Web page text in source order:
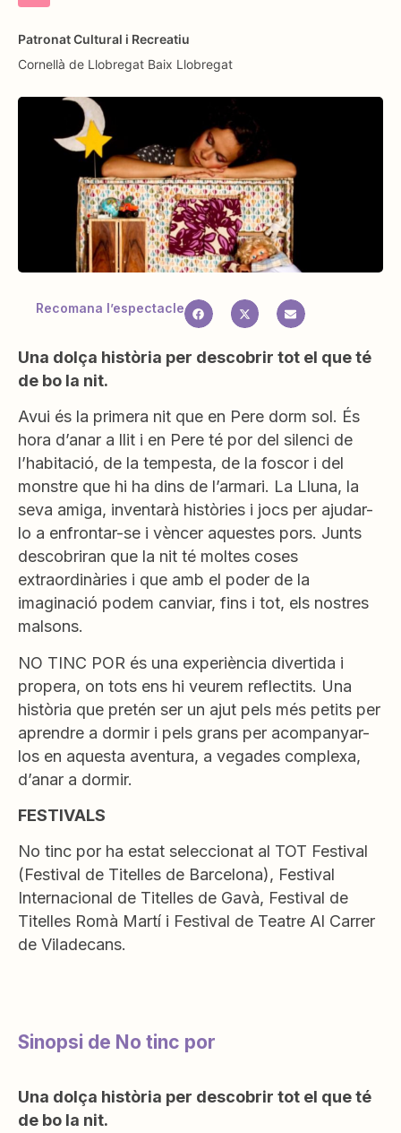
Patronat Cultural i Recreatiu
Cornellà de Llobregat Baix Llobregat
Recomana l’espectacle
Una dolça història per descobrir tot el que té
de bo la nit.
Avui és la primera nit que en Pere dorm sol. És
hora d’anar a llit i en Pere té por del silenci de
l’habitació, de la tempesta, de la foscor i del
monstre que hi ha dins de l’armari. La Lluna, la
seva amiga, inventarà històries i jocs per ajudar-
lo a enfrontar-se i vèncer aquestes pors. Junts
descobriran que la nit té moltes coses
extraordinàries i que amb el poder de la
imaginació podem canviar, fins i tot, els nostres
malsons.
NO TINC POR és una experiència divertida i
propera, on tots ens hi veurem reflectits. Una
història que pretén ser un ajut pels més petits per
aprendre a dormir i pels grans per acompanyar-
los en aquesta aventura, a vegades complexa,
d’anar a dormir.
FESTIVALS
No tinc por ha estat seleccionat al TOT Festival
(Festival de Titelles de Barcelona), Festival
Internacional de Titelles de Gavà, Festival de
Titelles Romà Martí i Festival de Teatre Al Carrer
de Viladecans.
Sinopsi de No tinc por
Una dolça història per descobrir tot el que té
de bo la nit.